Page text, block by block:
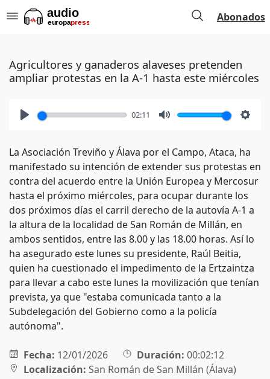
Abonados
Agricultores y ganaderos alaveses pretenden
ampliar protestas en la A-1 hasta este miércoles
02:11
La Asociación Treviño y Álava por el Campo, Ataca, ha
manifestado su intención de extender sus protestas en
contra del acuerdo entre la Unión Europea y Mercosur
hasta el próximo miércoles, para ocupar durante los
dos próximos días el carril derecho de la autovía A-1 a
la altura de la localidad de San Román de Millán, en
ambos sentidos, entre las 8.00 y las 18.00 horas. Así lo
ha asegurado este lunes su presidente, Raúl Beitia,
quien ha cuestionado el impedimento de la Ertzaintza
para llevar a cabo este lunes la movilización que tenían
prevista, ya que "estaba comunicada tanto a la
Subdelegación del Gobierno como a la policía
autónoma".
Fecha: 12/01/2026 Duración: 00:02:12
Localización: San Román de San Millán (Álava)